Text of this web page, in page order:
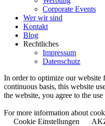
Corporate Events
Wer wir sind
Kontakt
Blog
Rechtliches
Impressum
Datenschutz
In order to optimize our website
continuous basis, this website
the website, you agree to the
For more information about
Cookie Einstellungen